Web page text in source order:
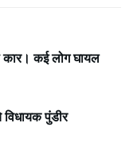
कार। कई लोग घायल
पुंडीर